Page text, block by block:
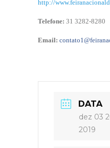
http://
Telefone: 31 3282-8280
Email:
DATA
dez 03
2019